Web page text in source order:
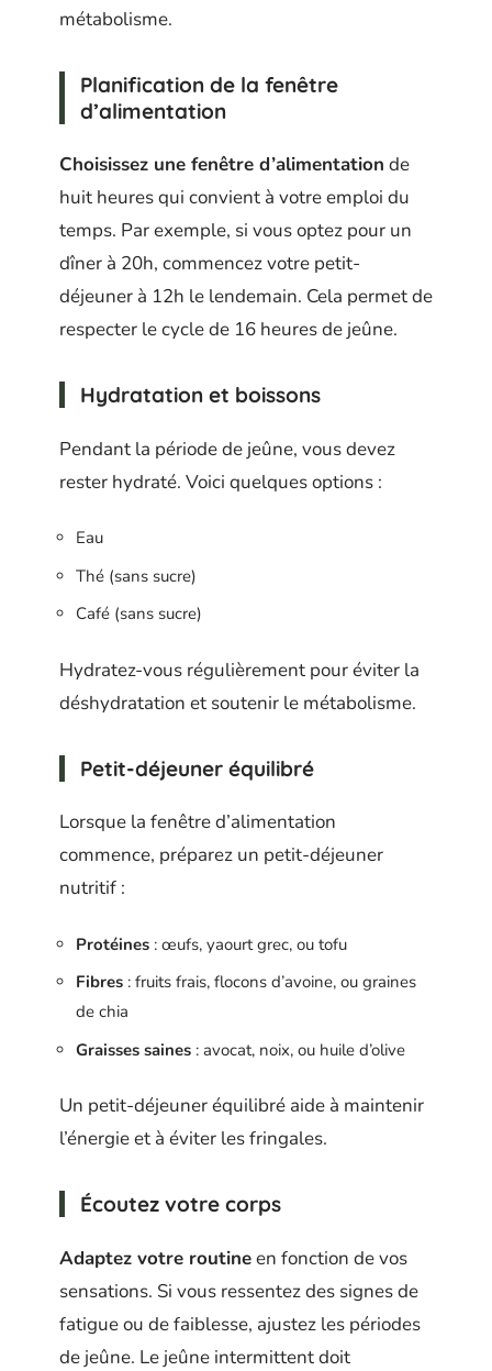
métabolisme.
Planification de la fenêtre
d’alimentation
Choisissez une fenêtre d’alimentation de
huit heures qui convient à votre emploi du
temps. Par exemple, si vous optez pour un
dîner à 20h, commencez votre petit-
déjeuner à 12h le lendemain. Cela permet de
respecter le cycle de 16 heures de jeûne.
Hydratation et boissons
Pendant la période de jeûne, vous devez
rester hydraté. Voici quelques options :
Eau
Thé (sans sucre)
Café (sans sucre)
Hydratez-vous régulièrement pour éviter la
déshydratation et soutenir le métabolisme.
Petit-déjeuner équilibré
Lorsque la fenêtre d’alimentation
commence, préparez un petit-déjeuner
nutritif :
Protéines : œufs, yaourt grec, ou tofu
Fibres : fruits frais, flocons d’avoine, ou graines
de chia
Graisses saines : avocat, noix, ou huile d’olive
Un petit-déjeuner équilibré aide à maintenir
l’énergie et à éviter les fringales.
Écoutez votre corps
Adaptez votre routineen fonction de vos
sensations. Si vous ressentez des signes de
fatigue ou de faiblesse, ajustez les périodes
de jeûne. Le jeûne intermittent doit